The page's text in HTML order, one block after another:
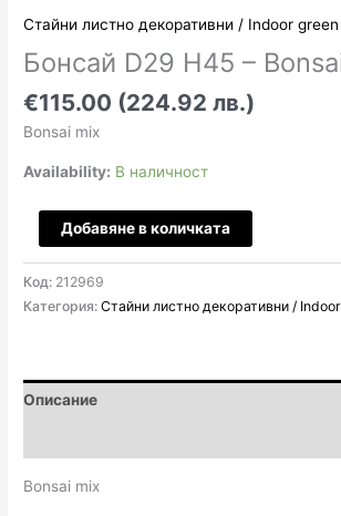
Стайни листно декоративни / Indoor
Бонсай D29 H45 –
€115.00 (224.92 лв.)
Bonsai mix
Availability: В наличност
количество
за
D29
mix
Добавяне в количката
Код: 212969
Категория:Стайни листно декоративни /
Описание
Bonsai mix